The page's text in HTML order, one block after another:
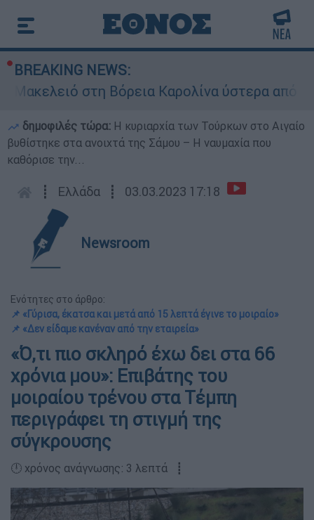
BREAKING NEWS:
στη Βόρεια Καρολίνα ύστερα από
δημοφιλές τώρα: Η κυριαρχία των Τούρκων στο Αιγαίο
βυθίστηκε στα ανοιχτά της Σάμου – Η ναυμαχία που
καθόρισε την...
┋ Ελλάδα ┋ 03.03.2023 17:18
Newsroom
Ενότητες στο άρθρο:
📌 «Γύρισα, έκατσα και μετά από 15 λεπτά έγινε το μοιραίο»
📌 «Δεν είδαμε κανέναν από την εταιρεία»
«Ό,τι πιο σκληρό έχω δει στα 66
χρόνια μου»: Επιβάτης του
μοιραίου τρένου στα Τέμπη
περιγράφει τη στιγμή της
σύγκρουσης
🕛 χρόνος ανάγνωσης: 3 λεπτά ┋